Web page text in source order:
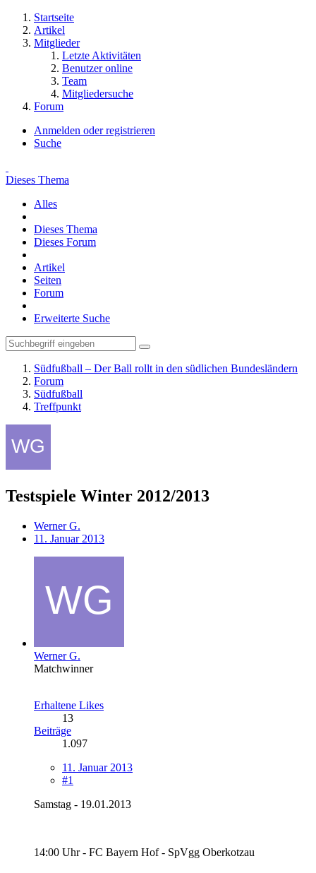
Startseite
Artikel
Mitglieder
Letzte Aktivitäten
Benutzer online
Team
Mitgliedersuche
Forum
Anmelden oder registrieren
Suche
Dieses Thema
Alles
Dieses Thema
Dieses Forum
Artikel
Seiten
Forum
Erweiterte Suche
Südfußball – Der Ball rollt in den südlichen Bundesländern
Forum
Südfußball
Treffpunkt
Testspiele Winter 2012/2013
Werner G.
11. Januar 2013
Werner G.
Matchwinner
Erhaltene Likes
13
Beiträge
1.097
11. Januar 2013
#1
Samstag - 19.01.2013
14:00 Uhr - FC Bayern Hof - SpVgg Oberkotzau